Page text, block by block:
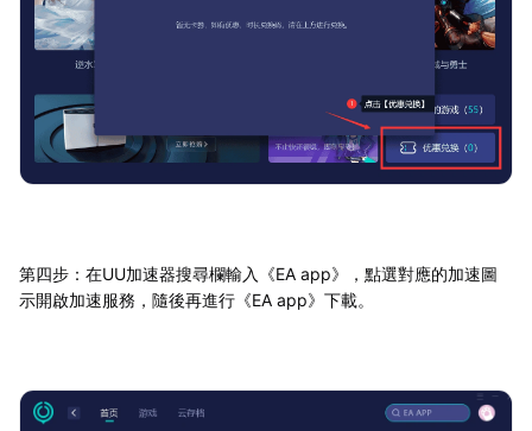
第四步：在UU加速器搜尋欄輸入《EA app》，點選對應的加速圖
示開啟加速服務，隨後再進行《EA app》下載。